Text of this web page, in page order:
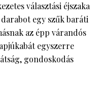
választási éjszaka
egy szűk baráti
az épp várandós
egyszerre
gondoskodás